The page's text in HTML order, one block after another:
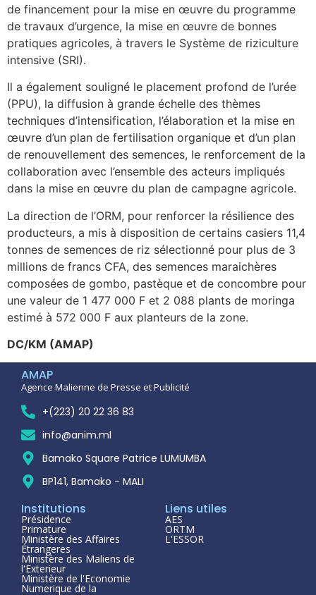
de financement pour la mise en œuvre du programme
de travaux d’urgence, la mise en œuvre de bonnes
pratiques agricoles, à travers le Système de riziculture
intensive (SRI).
Il a également souligné le placement profond de l’urée
(PPU), la diffusion à grande échelle des thèmes
techniques d’intensification, l’élaboration et la mise en
œuvre d’un plan de fertilisation organique et d’un plan
de renouvellement des semences, le renforcement de la
collaboration avec l’ensemble des acteurs impliqués
dans la mise en œuvre du plan de campagne agricole.
La direction de l’ORM, pour renforcer la résilience des
producteurs, a mis à disposition de certains casiers 11,4
tonnes de semences de riz sélectionné pour plus de 3
millions de francs CFA, des semences maraichères
composées de gombo, pastèque et de concombre pour
une valeur de 1 477 000 F et 2 088 plants de moringa
estimé à 572 000 F aux planteurs de la zone.
DC/KM (AMAP)
AMAP
Agence Malienne de Presse et Publicité
+(223) 20 22 36 83
info@anim.ml
Bamako Square Patrice LUMUMBA
BP141, Bamako - MALI
Institutions
Présidence
Primature
Ministère des Affaires
Étrangeres
Ministère des Maliens de
l'Exterieur
Ministère de l'Economie
Numerique de la
Liens utiles
AES
ORTM
L'ESSOR